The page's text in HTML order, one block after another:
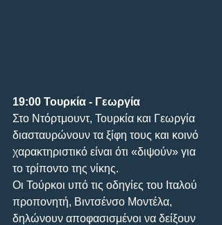
19:00 Τουρκία - Γεωργία
Στο Ντόρτμουντ, Τουρκία και Γεωργία
διασταυρώνουν τα ξίφη τους και κοινό
χαρακτηριστικό είναι ότι «διψούν» για
το τρίποντο της νίκης.
Οι Τούρκοι υπό τις οδηγίες του Ιταλού
προπονητή, Βιντσένσο Μοντέλα,
δηλώνουν αποφασισμένοι να δείξουν